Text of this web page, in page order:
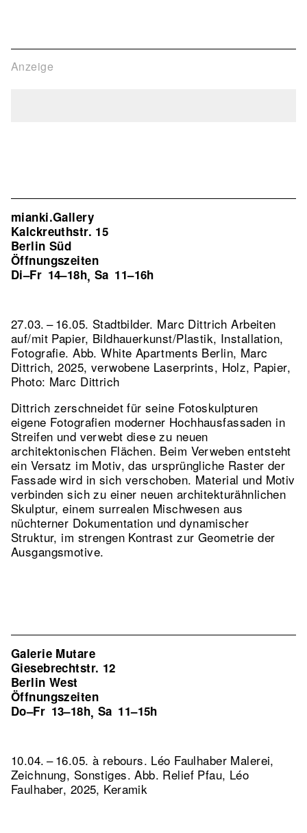
Anzeige
mianki.Gallery
Kalckreuthstr. 15
Berlin Süd
Öffnungszeiten
Di–Fr 14–18h, Sa 11–16h
27.03. – 16.05. Stadtbilder. Marc Dittrich Arbeiten
auf/mit Papier, Bildhauerkunst/Plastik, Installation,
Fotografie.Abb. White Apartments Berlin, Marc
Dittrich, 2025, verwobene Laserprints, Holz, Papier,
Photo: Marc Dittrich
Dittrich zerschneidet für seine Fotoskulpturen
eigene Fotografien moderner Hochhausfassaden in
Streifen und verwebt diese zu neuen
architektonischen Flächen. Beim Verweben entsteht
ein Versatz im Motiv, das ursprüngliche Raster der
Fassade wird in sich verschoben. Material und Motiv
verbinden sich zu einer neuen architekturähnlichen
Skulptur, einem surrealen Mischwesen aus
nüchterner Dokumentation und dynamischer
Struktur, im strengen Kontrast zur Geometrie der
Ausgangsmotive.
Galerie Mutare
Giesebrechtstr. 12
Berlin West
Öffnungszeiten
Do–Fr 13–18h, Sa 11–15h
10.04. – 16.05. à rebours. Léo Faulhaber Malerei,
Zeichnung, Sonstiges.Abb. Relief Pfau, Léo
Faulhaber, 2025, Keramik